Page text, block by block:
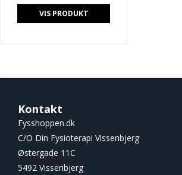
VIS PRODUKT
Kontakt
Fysshoppen.dk
C/O Din Fysioterapi Vissenbjerg
Østergade 11C
5492 Vissenbjerg